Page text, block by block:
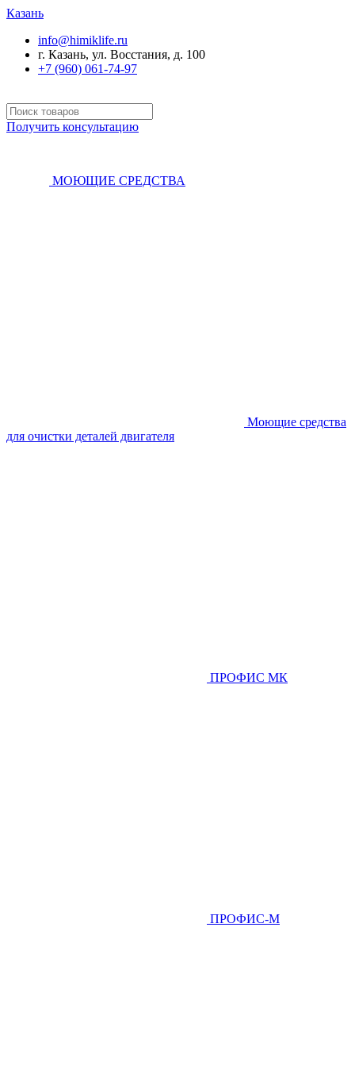
Казань
info@himiklife.ru
г. Казань, ул. Восстания, д. 100
+7 (960) 061-74-97
Получить консультацию
МОЮЩИЕ СРЕДСТВА
Моющие средства
для очистки деталей двигателя
ПРОФИС МК
ПРОФИС-М